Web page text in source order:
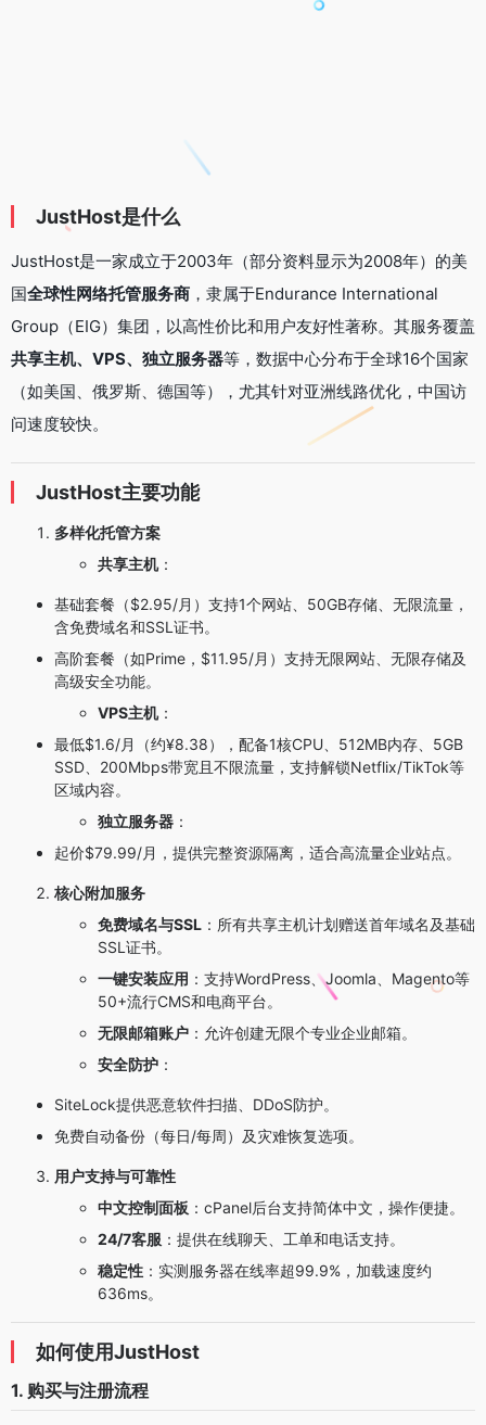
JustHost是什么
JustHost是一家成立于2003年（部分资料显示为2008年）的美
国全球性网络托管服务商 ，隶属于Endurance International
Group（EIG）集团，以高性价比和用户友好性著称。其服务覆盖
共享主机、VPS、独立服务器等，数据中心分布于全球16个国家
（如美国、俄罗斯、德国等），尤其针对亚洲线路优化，中国访
问速度较快。
JustHost主要功能
多样化托管方案
共享主机：
基础套餐（$2.95/月）支持1个网站、50GB存储、无限流量，
含免费域名和SSL证书。
高阶套餐（如Prime，$11.95/月）支持无限网站、无限存储及
高级安全功能。
VPS主机：
最低$1.6/月（约¥8.38），配备1核CPU、512MB内存、5GB
SSD、200Mbps带宽且不限流量，支持解锁Netflix/TikTok等
区域内容。
独立服务器 ：
起价$79.99/月，提供完整资源隔离，适合高流量企业站点。
核心附加服务
免费域名与SSL ：所有共享主机计划赠送首年域名及基础
SSL证书。
一键安装应用 ：支持WordPress、Joomla、Magento等
50+流行CMS和电商平台。
无限邮箱账户 ：允许创建无限个专业企业邮箱。
安全防护 ：
SiteLock提供恶意软件扫描、DDoS防护。
免费自动备份（每日/每周）及灾难恢复选项。
用户支持与可靠性
中文控制面板 ：cPanel后台支持简体中文，操作便捷。
24/7客服 ：提供在线聊天、工单和电话支持。
稳定性 ：实测服务器在线率超99.9%，加载速度约
636ms。
如何使用JustHost
1. 购买与注册流程